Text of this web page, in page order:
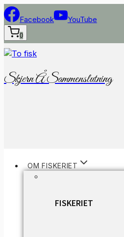
Fortsæt
til
indhold
Facebook YouTube
0
Skjern Å Sammenslutning
OM FISKERIET
FISKERIET